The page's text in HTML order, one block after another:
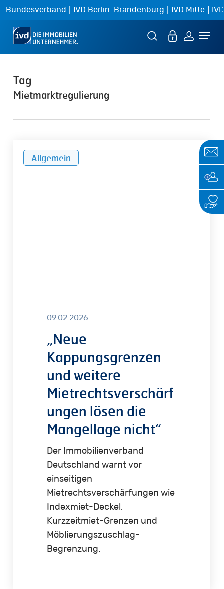
Skip
main
Bundesverband | IVD Berlin-Brandenburg | IVD Mitte |
Tag
Mietmarktregulierung
Kappungsgrenzen
Allgemein
09.02.2026
„Neue
Kappungsgrenzen
und weitere
Mietrechtsverschärf
ungen lösen die
Mangellage nicht“
Der Immobilienverband
Deutschland warnt vor
einseitigen
Mietrechtsverschärfungen wie
Indexmiet-Deckel,
Kurzzeitmiet-Grenzen und
Möblierungszuschlag-
Begrenzung.